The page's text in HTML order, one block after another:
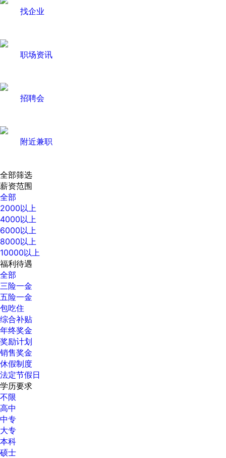
找企业
职场资讯
招聘会
附近兼职
全部筛选
薪资范围
全部
2000以上
4000以上
6000以上
8000以上
10000以上
福利待遇
全部
三险一金
五险一金
包吃住
综合补贴
年终奖金
奖励计划
销售奖金
休假制度
法定节假日
学历要求
不限
高中
中专
大专
本科
硕士